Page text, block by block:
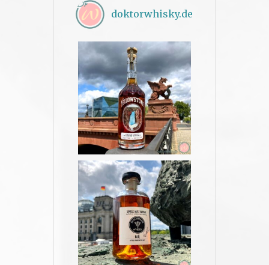
doktorwhisky.de